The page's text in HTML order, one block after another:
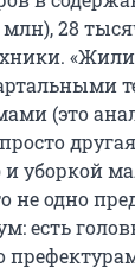
млн), 28
(это
уборкой
не одно
есть